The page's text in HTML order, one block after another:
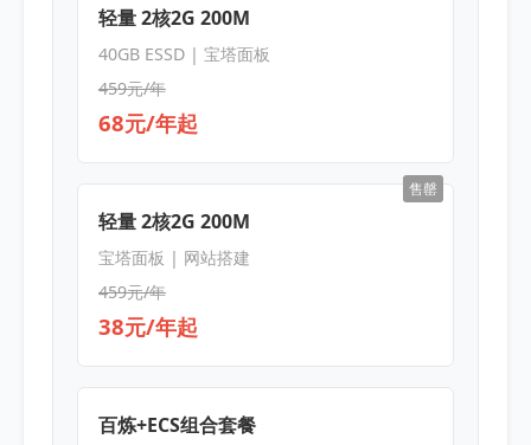
轻量 2核2G 200M
40GB ESSD | 宝塔面板
459元/年
68元/年起
售罄
轻量 2核2G 200M
宝塔面板 | 网站搭建
459元/年
38元/年起
百炼+ECS组合套餐